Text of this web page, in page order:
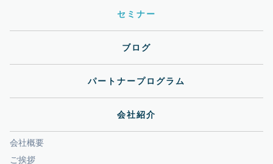
セミナー
ブログ
パートナープログラム
会社紹介
会社概要
ご挨拶